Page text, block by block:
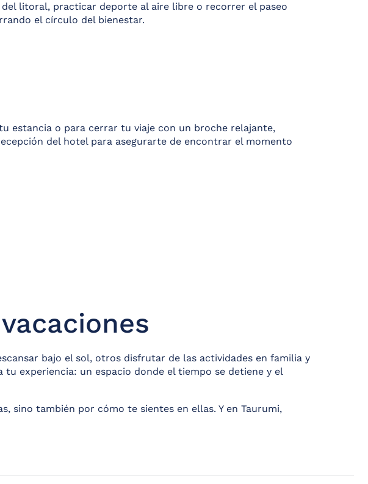
litoral, practicar deporte al aire libre o recorrer el paseo
el círculo del bienestar.
estancia o para cerrar tu viaje con un broche relajante,
del hotel para asegurarte de encontrar el momento
bajo el sol, otros disfrutar de las actividades en familia y
experiencia: un espacio donde el tiempo se detiene y el
sino también por cómo te sientes en ellas. Y en Taurumi,